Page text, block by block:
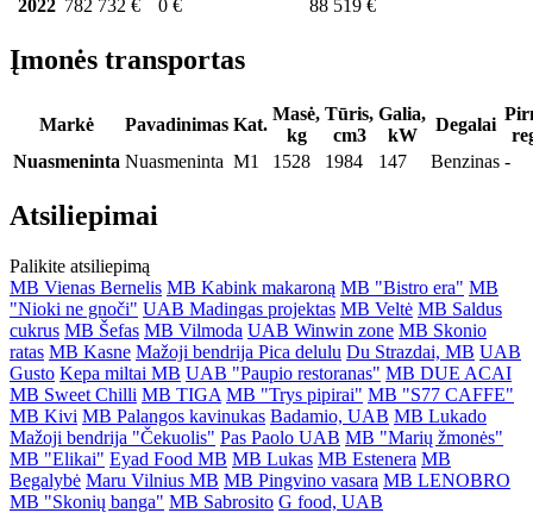
2022 782 732 € 0 € 88 519 €
Įmonės transportas
Markė Pavadinimas Kat.
Masė,
kg
Tūris,
cm3
Galia,
kW
Degalai
Nuasmeninta Nuasmeninta M1 1528 1984 147 Benzinas -
Atsiliepimai
Palikite atsiliepimą
MB Vienas Bernelis MB Kabink makaroną MB "Bistro era" MB
"Nioki ne gnoči" UAB Madingas projektas MB Veltė MB Saldus
cukrus MB Šefas MB Vilmoda UAB Winwin zone MB Skonio
ratas MB Kasne Mažoji bendrija Pica delulu Du Strazdai, MB UAB
Gusto Kepa miltai MB UAB "Paupio restoranas" MB DUE ACAI
MB Sweet Chilli MB TIGA MB "Trys pipirai" MB "S77 CAFFE"
MB Kivi MB Palangos kavinukas Badamio, UAB MB Lukado
Mažoji bendrija "Čekuolis" Pas Paolo UAB MB "Marių žmonės"
MB "Elikai" Eyad Food MB MB Lukas MB Estenera MB
Begalybė Maru Vilnius MB MB Pingvino vasara MB LENOBRO
MB "Skonių banga" MB Sabrosito G food, UAB